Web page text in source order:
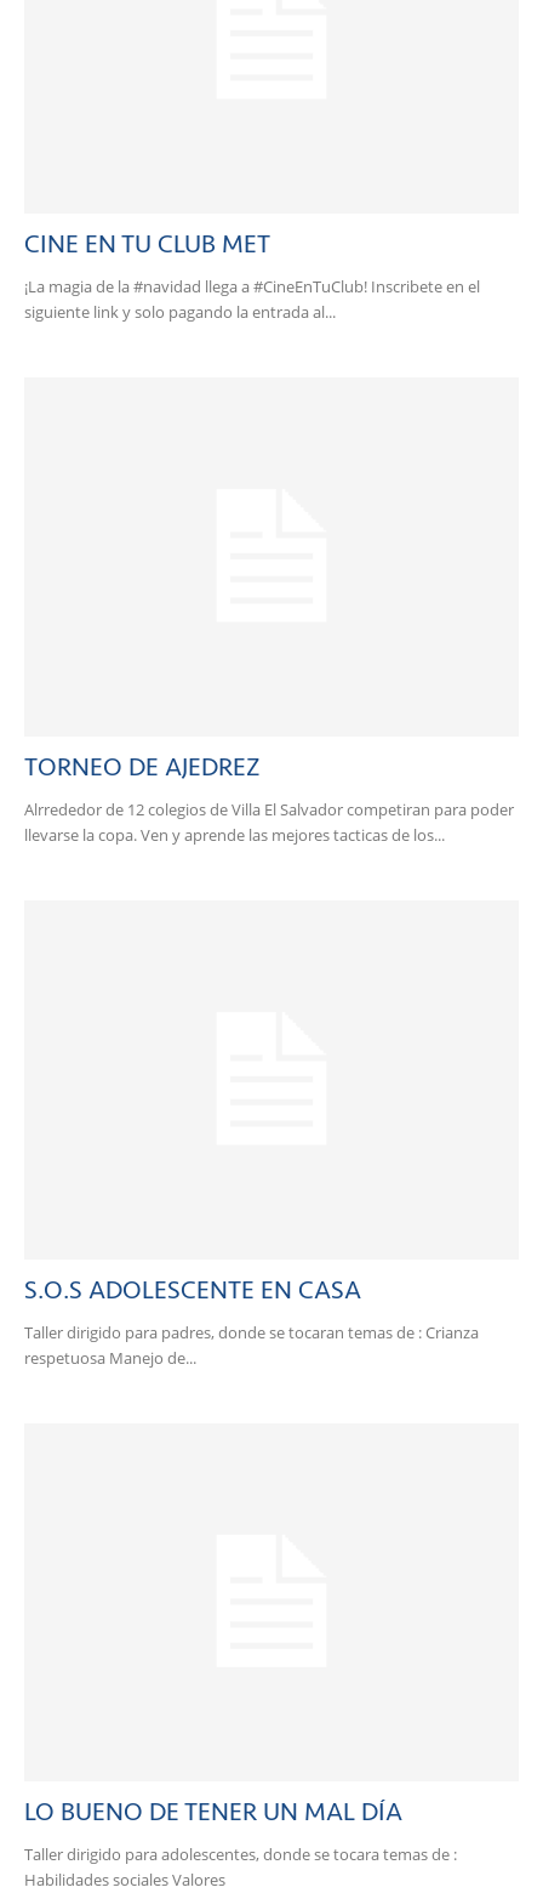
CINE EN TU CLUB MET
¡La magia de la #navidad llega a #CineEnTuClub! Inscribete en el
siguiente link y solo pagando la entrada al...
TORNEO DE AJEDREZ
Alrrededor de 12 colegios de Villa El Salvador competiran para poder
llevarse la copa. Ven y aprende las mejores tacticas de los...
S.O.S ADOLESCENTE EN CASA
Taller dirigido para padres, donde se tocaran temas de : Crianza
respetuosa Manejo de...
LO BUENO DE TENER UN MAL DÍA
Taller dirigido para adolescentes, donde se tocara temas de :
Habilidades sociales Valores